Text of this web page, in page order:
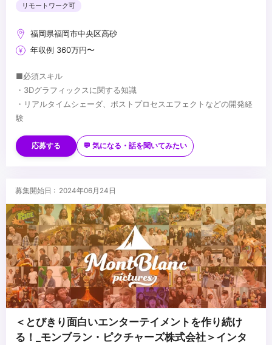
リモートワーク可
福岡県福岡市中央区高砂
年収例 360万円〜
■必須スキル
・3Dグラフィックスに関する知識
・リアルタイムシェーダ、ポストプロセスエフェクトなどの開発経
験
・Unreal EngineやUnityを使用したリアルタイムグラフィック開発
経験
・インタラクティブアプリの開発経験
...
応募する 💬 気になる・話を聞いてみたい
募集開始日 : 2024年06月24日
＜とびきり面白いエンターテイメントを作り続け
る！_モンブラン・ピクチャーズ株式会社＞インタ